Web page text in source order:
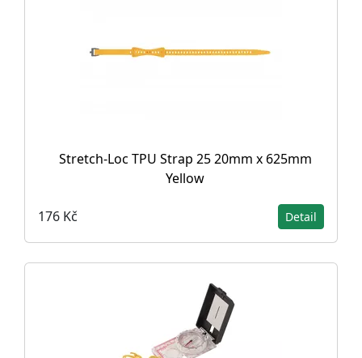
Stretch-Loc TPU Strap 25 20mm x 625mm
Yellow
176 Kč Detail